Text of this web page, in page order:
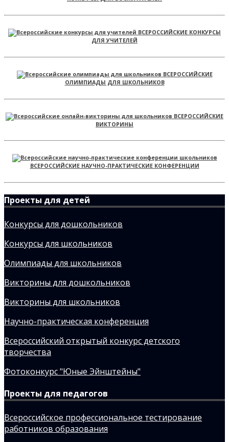
ВСЕРОССИЙСКИЕ КОНКУРСЫ
ДЛЯ УЧИТЕЛЕЙ
ВСЕРОССИЙСКИЕ
ОЛИМПИАДЫ ДЛЯ ШКОЛЬНИКОВ
ВСЕРОССИЙСКИЕ
ВИКТОРИНЫ
ВСЕРОССИЙСКИЕ НАУЧНО-ПРАКТИЧЕСКИЕ КОНФЕРЕНЦИИ
Проекты для детей
Конкурсы для дошкольников
Конкурсы для школьников
Олимпиады для школьников
Викторины для дошкольников
Викторины для школьников
Научно-практическая конференция
Всероссийский открытый конкурс детского
творчества
Фотоконкурс "Юные Эйнштейны"
Проекты для педагогов
Всероссийское профессиональное тестирование
работников образования